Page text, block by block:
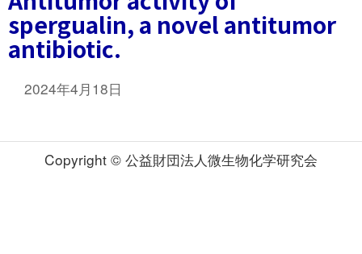
spergualin, a novel antitumor
antibiotic.
2024年4月18日
Copyright © 公益財団法人微生物化学研究会